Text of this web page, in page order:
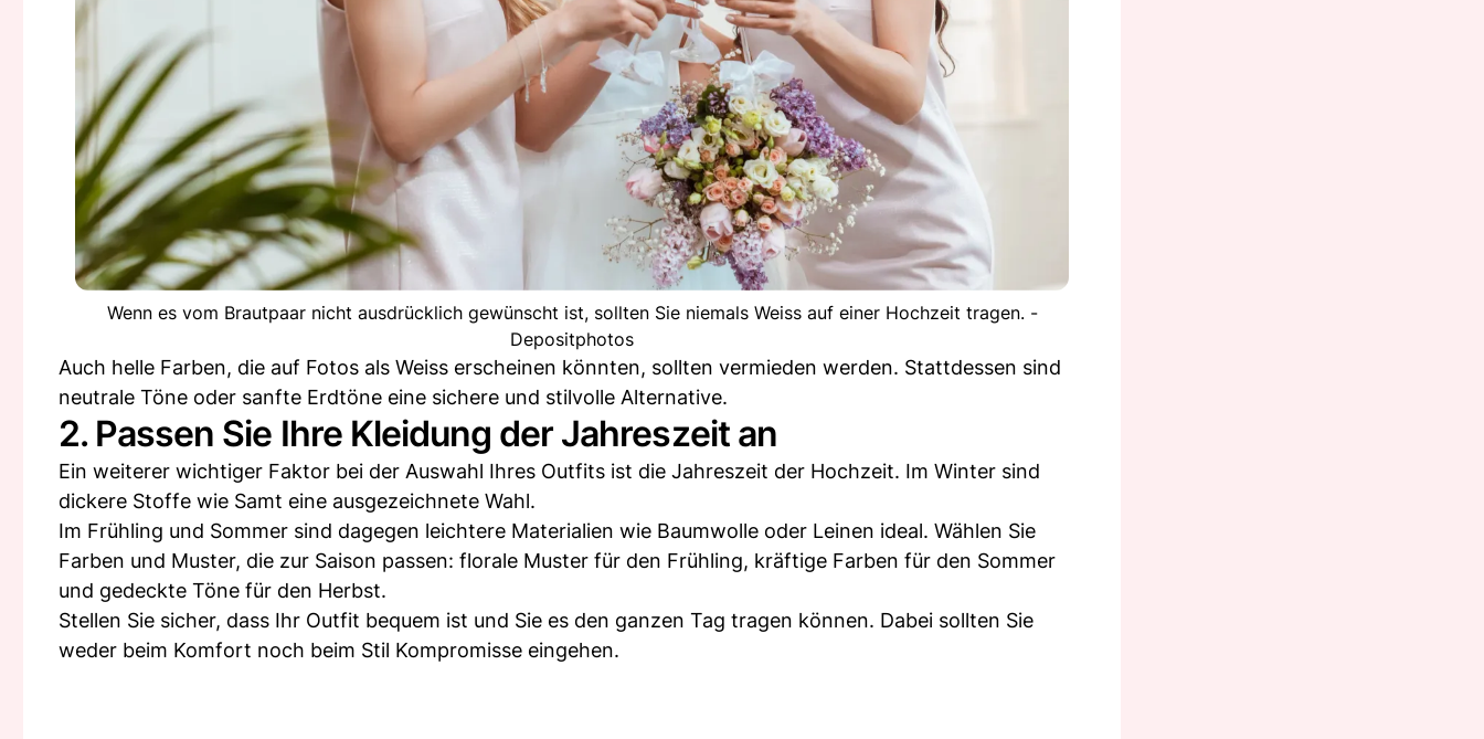
Wenn es vom Brautpaar nicht ausdrücklich gewünscht ist, sollten Sie niemals Weiss auf einer Hochzeit tragen. -
Depositphotos
Auch helle Farben, die auf Fotos als Weiss erscheinen könnten, sollten vermieden werden. Stattdessen sind
neutrale Töne oder sanfte Erdtöne eine sichere und stilvolle Alternative.
2. Passen Sie Ihre Kleidung der Jahreszeit an
Ein weiterer wichtiger Faktor bei der Auswahl Ihres Outfits ist die Jahreszeit der Hochzeit. Im Winter sind
dickere Stoffe wie Samt eine ausgezeichnete Wahl.
Im Frühling und Sommer sind dagegen leichtere Materialien wie Baumwolle oder Leinen ideal. Wählen Sie
Farben und Muster, die zur Saison passen: florale Muster für den Frühling, kräftige Farben für den Sommer
und gedeckte Töne für den Herbst.
Stellen Sie sicher, dass Ihr Outfit bequem ist und Sie es den ganzen Tag tragen können. Dabei sollten Sie
weder beim Komfort noch beim Stil Kompromisse eingehen.